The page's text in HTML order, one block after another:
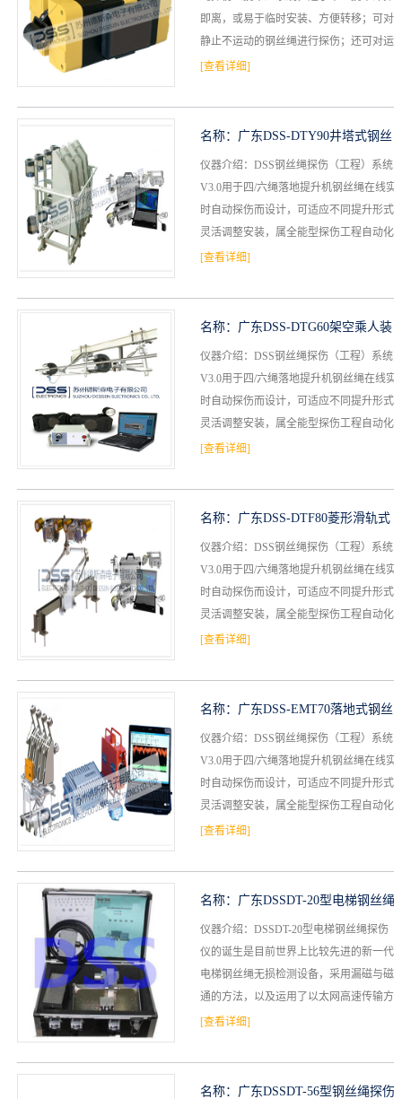
即离，或易于临时安装、方便转移；可对
静止不运动的钢丝绳进行探伤；还可对运
动的钢丝绳进行探伤；即适合对在役钢丝
[查看详细]
名称： 广东DSS-DTY90井塔式钢丝
绳自动探伤系统
仪器介绍：DSS钢丝绳探伤（工程）系统
V3.0用于四/六绳落地提升机钢丝绳在线实
时自动探伤而设计，可适应不同提升形式
灵活调整安装，属全能型探伤工程自动化
装置。“三维磁感应桥”与“自平衡同步励
[查看详细]
名称： 广东DSS-DTG60架空乘人装
置自动探伤系统
仪器介绍：DSS钢丝绳探伤（工程）系统
V3.0用于四/六绳落地提升机钢丝绳在线实
时自动探伤而设计，可适应不同提升形式
灵活调整安装，属全能型探伤工程自动化
装置。“三维磁感应桥”与“自平衡同步励
[查看详细]
名称： 广东DSS-DTF80菱形滑轨式
钢丝绳自动探伤仪
仪器介绍：DSS钢丝绳探伤（工程）系统
V3.0用于四/六绳落地提升机钢丝绳在线实
时自动探伤而设计，可适应不同提升形式
灵活调整安装，属全能型探伤工程自动化
装置。“三维磁感应桥”与“自平衡同步励
[查看详细]
名称： 广东DSS-EMT70落地式钢丝
绳自动探伤系统
仪器介绍：DSS钢丝绳探伤（工程）系统
V3.0用于四/六绳落地提升机钢丝绳在线实
时自动探伤而设计，可适应不同提升形式
灵活调整安装，属全能型探伤工程自动化
装置。“三维磁感应桥”与“自平衡同步励
[查看详细]
名称： 广东DSSDT-20型电梯钢丝绳
探伤仪(单根检测型)
仪器介绍：DSSDT-20型电梯钢丝绳探伤
仪的诞生是目前世界上比较先进的新一代
电梯钢丝绳无损检测设备，采用漏磁与磁
通的方法，以及运用了以太网高速传输方
式，能准确无误完成电梯钢丝绳的无损检
[查看详细]
名称： 广东DSSDT-56型钢丝绳探伤